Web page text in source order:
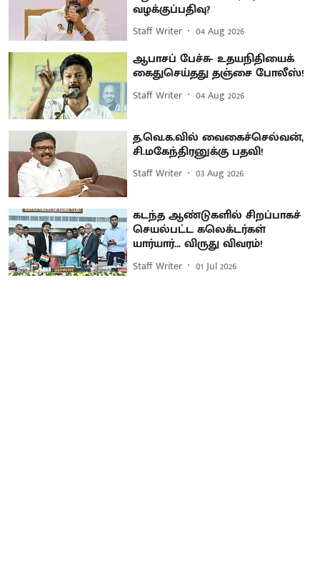
வழக்குப்பதிவு?
Staff Writer 04 Aug 2026
ஆபாசப் பேச்சு- உதயநிதியைக்
கைதுசெய்தது தஞ்சை போலீஸ்!
Staff Writer 04 Aug 2026
த.வெ.க.வில் வைகைச்செல்வன்,
சி.மகேந்திரனுக்கு பதவி!
Staff Writer 03 Aug 2026
கடந்த ஆண்டுகளில் சிறப்பாகச்
செயல்பட்ட கலெக்டர்கள்
யார்யார்... விருது விவரம்!
Staff Writer 01 Jul 2026